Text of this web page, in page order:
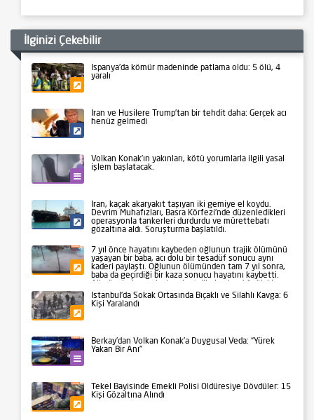
İlginizi Çekebilir
İspanya’da kömür madeninde patlama oldu: 5 ölü, 4
yaralı
İran ve Husilere Trump’tan bir tehdit daha: Gerçek acı
henüz gelmedi
Volkan Konak’ın yakınları, kötü yorumlarla ilgili yasal
işlem başlatacak.
Siyaset
İran, kaçak akaryakıt taşıyan iki gemiye el koydu.
Devrim Muhafızları, Basra Körfezi’nde düzenledikleri
operasyonla tankerleri durdurdu ve mürettebatı
gözaltına aldı. Soruşturma başlatıldı.
Gündem
7 yıl önce hayatını kaybeden oğlunun trajik ölümünü
yaşayan bir baba, acı dolu bir tesadüf sonucu aynı
kaderi paylaştı. Oğlunun ölümünden tam 7 yıl sonra,
baba da geçirdiği bir kaza sonucu hayatını kaybetti.
Aile üyeleri ve yakınları, bu talihsiz olayı büyük bir
üzüntüyle karşıladı.
İstanbul’da Sokak Ortasında Bıçaklı ve Silahlı Kavga: 6
Kişi Yaralandı
Berkay’dan Volkan Konak’a Duygusal Veda: “Yürek
Yakan Bir Anı”
Tekel Bayisinde Emekli Polisi Öldüresiye Dövdüler: 15
Kişi Gözaltına Alındı